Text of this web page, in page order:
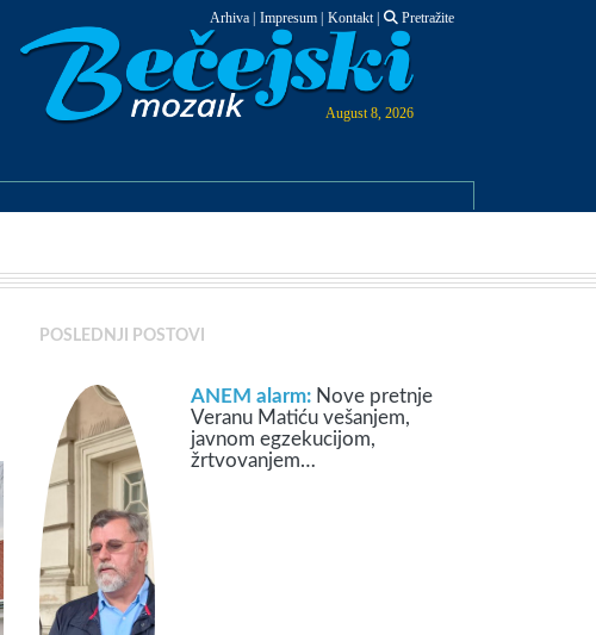
Arhiva Impresum Kontakt| Pretražite
August 8, 2026
POSLEDNJI POSTOVI
ANEM alarm: Nove pretnje
Veranu Matiću vešanjem,
javnom egzekucijom,
žrtvovanjem…